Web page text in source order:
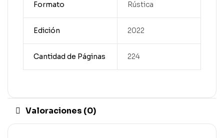
Formato Rústica
Edición 2022
Cantidad de Páginas 224
Valoraciones (0)